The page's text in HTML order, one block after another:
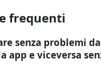
frequenti
senza problemi
app e viceversa